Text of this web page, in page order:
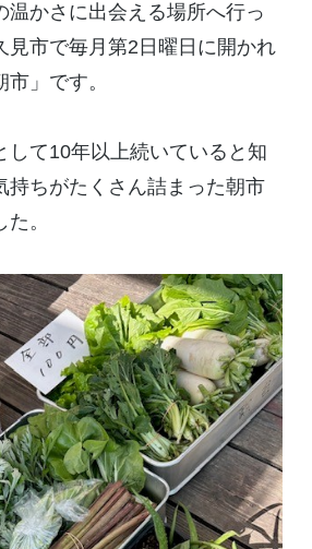
温かさに出会える場所へ行っ
見市で毎月第2日曜日に開かれ
」です。
して10年以上続いていると知
持ちがたくさん詰まった朝市
。